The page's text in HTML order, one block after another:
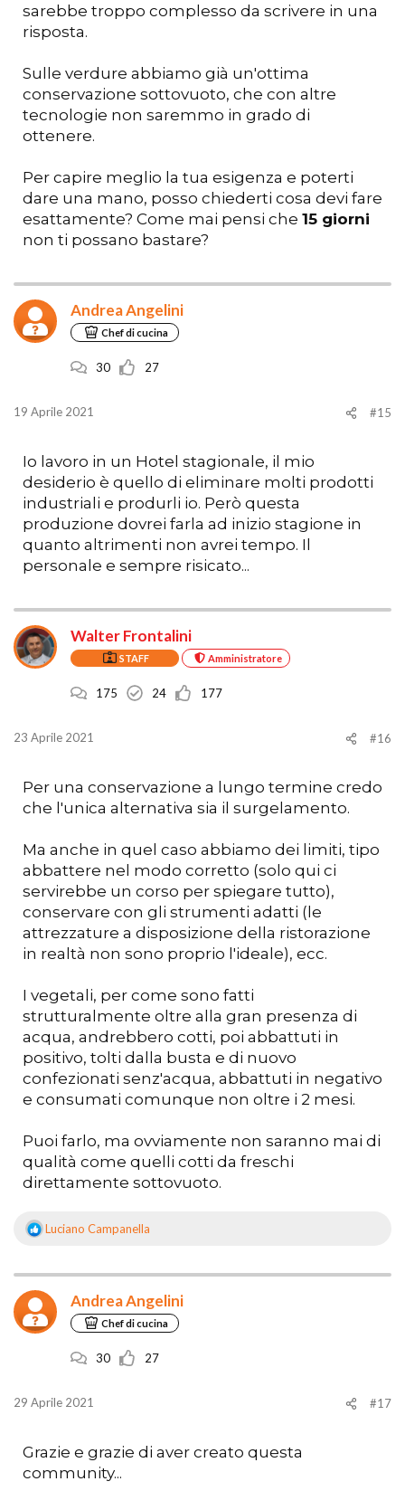
sarebbe troppo complesso da scrivere in una
risposta.
Sulle verdure abbiamo già un'ottima
conservazione sottovuoto, che con altre
tecnologie non saremmo in grado di
ottenere.
Per capire meglio la tua esigenza e poterti
dare una mano, posso chiederti cosa devi fare
esattamente? Come mai pensi che 15 giorni
non ti possano bastare?
Andrea Angelini
Chef di cucina
30 27
19 Aprile 2021 #15
Io lavoro in un Hotel stagionale, il mio
desiderio è quello di eliminare molti prodotti
industriali e produrli io. Però questa
produzione dovrei farla ad inizio stagione in
quanto altrimenti non avrei tempo. Il
personale e sempre risicato...
Walter Frontalini
STAFF Amministratore
175 24 177
23 Aprile 2021 #16
Per una conservazione a lungo termine credo
che l'unica alternativa sia il surgelamento.
Ma anche in quel caso abbiamo dei limiti, tipo
abbattere nel modo corretto (solo qui ci
servirebbe un corso per spiegare tutto),
conservare con gli strumenti adatti (le
attrezzature a disposizione della ristorazione
in realtà non sono proprio l'ideale), ecc.
I vegetali, per come sono fatti
strutturalmente oltre alla gran presenza di
acqua, andrebbero cotti, poi abbattuti in
positivo, tolti dalla busta e di nuovo
confezionati senz'acqua, abbattuti in negativo
e consumati comunque non oltre i 2 mesi.
Puoi farlo, ma ovviamente non saranno mai di
qualità come quelli cotti da freschi
direttamente sottovuoto.
R
i
o
n
Luciano Campanella
Andrea Angelini
Chef di cucina
30 27
29 Aprile 2021 #17
Grazie e grazie di aver creato questa
community...